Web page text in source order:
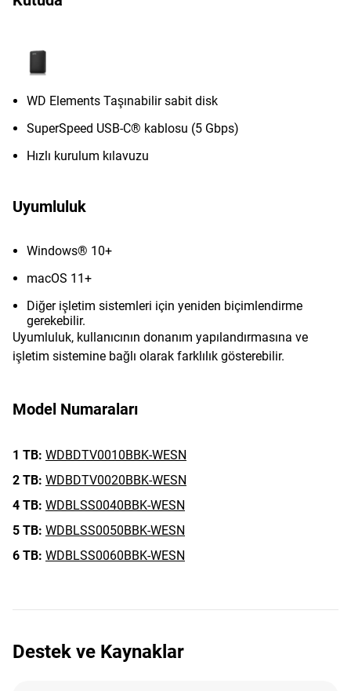
WD Elements Taşınabilir sabit disk
SuperSpeed USB-C® kablosu (5 Gbps)
Hızlı kurulum kılavuzu
Uyumluluk
Windows® 10+
macOS 11+
Diğer işletim sistemleri için yeniden biçimlendirme
gerekebilir.
Uyumluluk, kullanıcının donanım yapılandırmasına ve
işletim sistemine bağlı olarak farklılık gösterebilir.
Model Numaraları
1 TB: WDBDTV0010BBK-WESN
2 TB: WDBDTV0020BBK-WESN
4 TB: WDBLSS0040BBK-WESN
5 TB: WDBLSS0050BBK-WESN
6 TB: WDBLSS0060BBK-WESN
Destek ve Kaynaklar